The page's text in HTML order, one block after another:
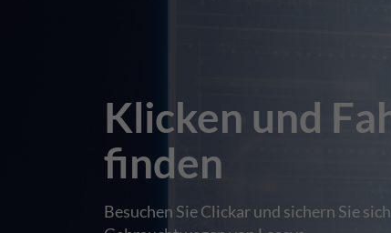
Klicken und
finden
Besuchen Sie Clickar und sichern Sie